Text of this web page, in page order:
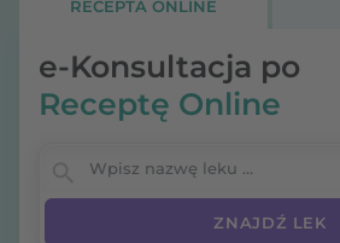
RECEPTA ONLINE
e-Konsultacja po
Receptę Online
Wpisz nazwę leku